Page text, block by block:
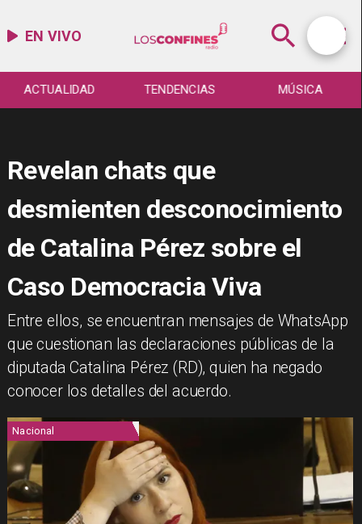
EN VIVO
ACTUALIDAD TENDENCIAS MÚSICA
Revelan chats que
desmienten desconocimiento
de Catalina Pérez sobre el
Caso Democracia Viva
Entre ellos, se encuentran mensajes de WhatsApp
que cuestionan las declaraciones públicas de la
diputada Catalina Pérez (RD), quien ha negado
conocer los detalles del acuerdo.
Nacional